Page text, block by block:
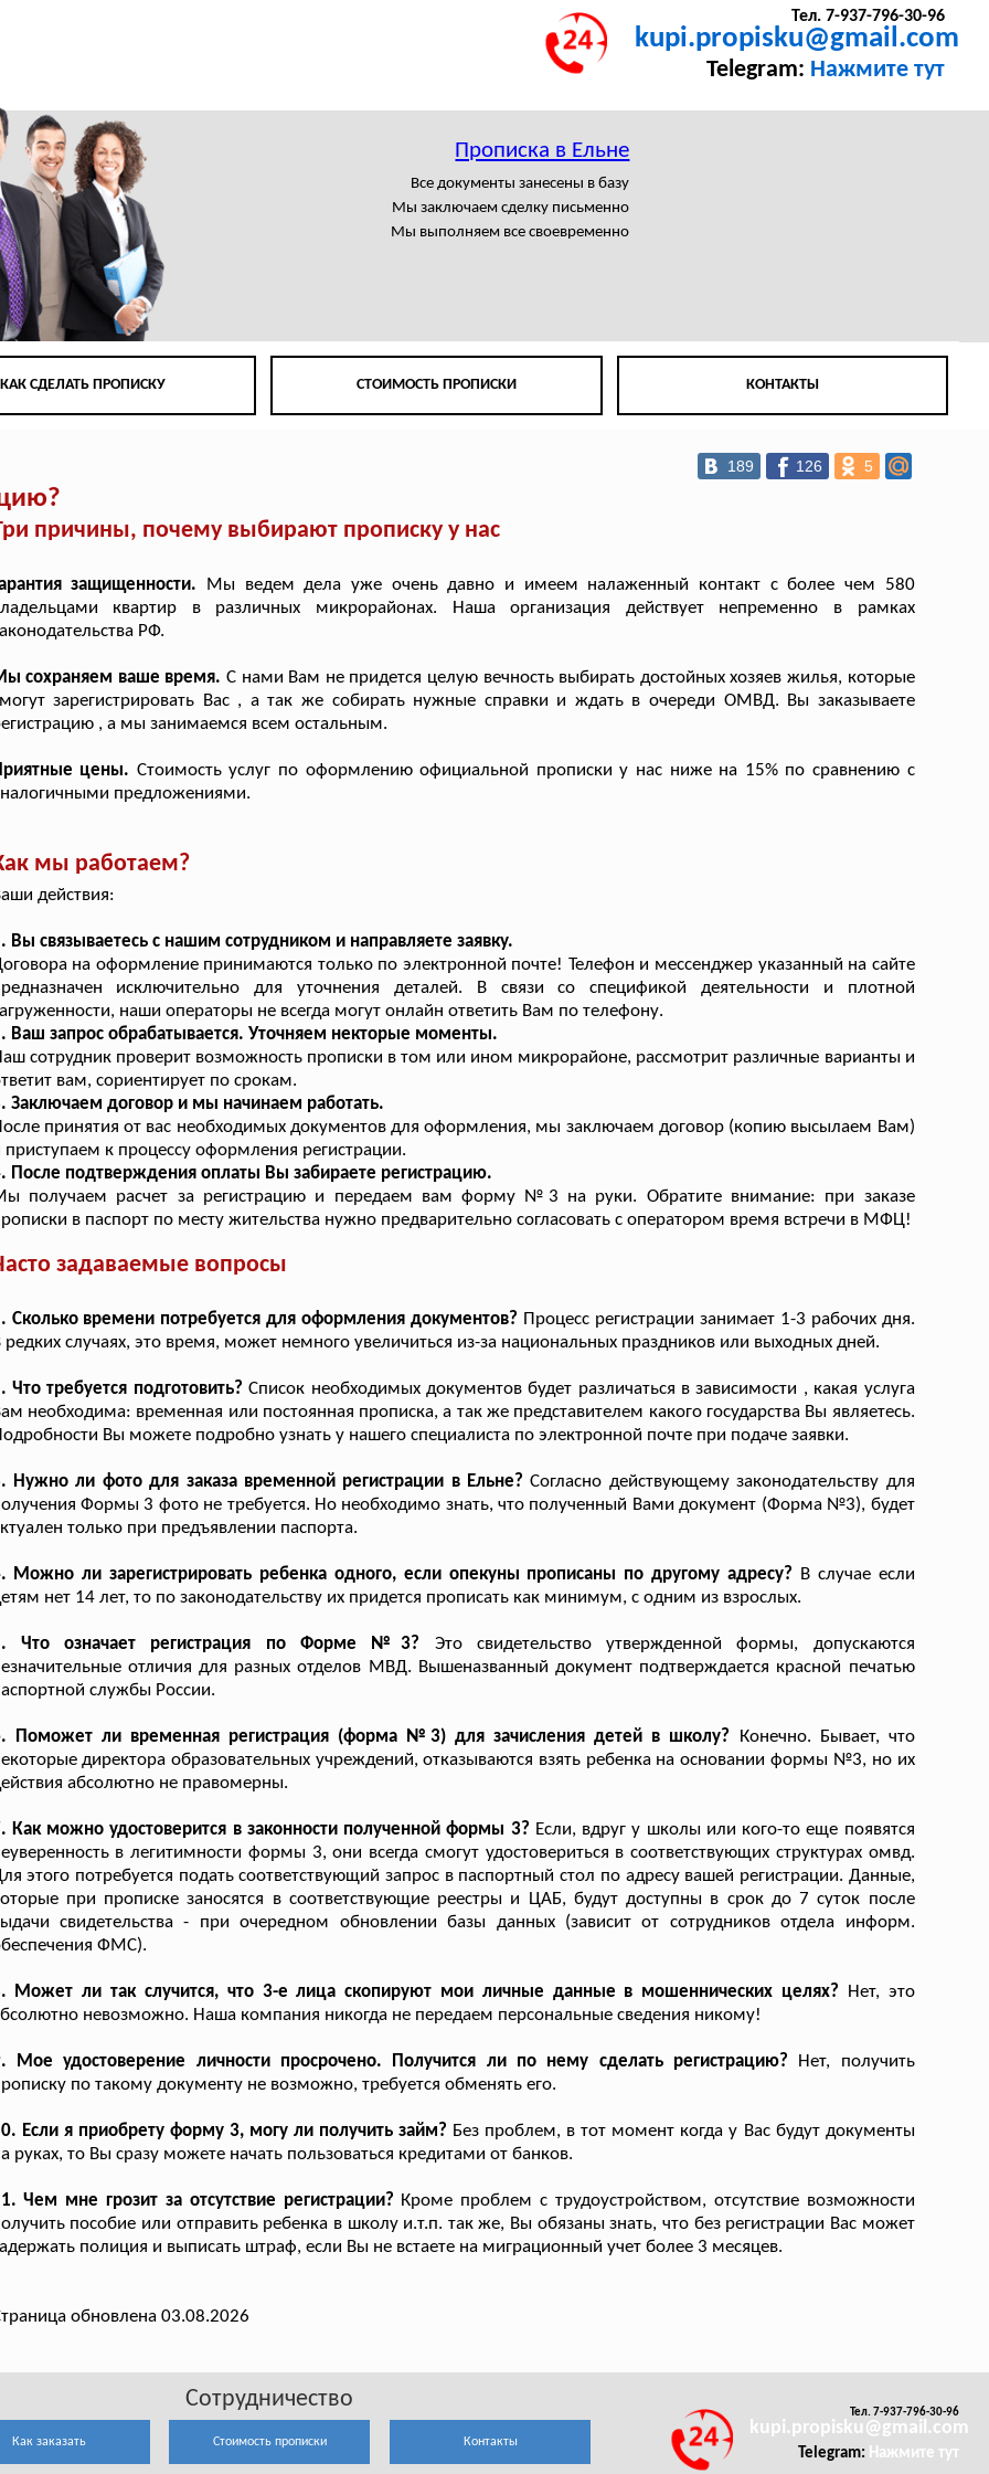
Тел. 7-937-796-30-96
kupi.propisku@gmail.com
Telegram: Нажмите тут
Прописка в Ельне
Все документы занесены в базу
Мы заключаем сделку письменно
Мы выполняем все своевременно
КАК СДЕЛАТЬ ПРОПИСКУ СТОИМОСТЬ ПРОПИСКИ КОНТАКТЫ
189 126 5
причины, почему выбирают прописку у нас
защищенности. Мы ведем дела уже очень давно и имеем налаженный контакт с более чем 580
квартир в различных микрорайонах. Наша организация действует непременно в рамках
РФ.
сохраняем ваше время. С нами Вам не придется целую вечность выбирать достойных хозяев жилья, которые
зарегистрировать Вас , а так же собирать нужные справки и ждать в очереди ОМВД. Вы заказываете
, а мы занимаемся всем остальным.
цены. Стоимость услуг по оформлению официальной прописки у нас ниже на 15% по сравнению с
предложениями.
мы работаем?
действия:
Вы связываетесь с нашим сотрудником и направляете заявку.
на оформление принимаются только по электронной почте! Телефон и мессенджер указанный на сайте
исключительно для уточнения деталей. В связи со спецификой деятельности и плотной
наши операторы не всегда могут онлайн ответить Вам по телефону.
Ваш запрос обрабатывается. Уточняем некторые моменты.
сотрудник проверит возможность прописки в том или ином микрорайоне, рассмотрит различные варианты и
вам, сориентирует по срокам.
Заключаем договор и мы начинаем работать.
принятия от вас необходимых документов для оформления, мы заключаем договор (копию высылаем Вам)
приступаем к процессу оформления регистрации.
После подтверждения оплаты Вы забираете регистрацию.
получаем расчет за регистрацию и передаем вам форму №3 на руки. Обратите внимание: при заказе
в паспорт по месту жительства нужно предварительно согласовать с оператором время встречи в МФЦ!
задаваемые вопросы
Сколько времени потребуется для оформления документов? Процесс регистрации занимает 1-3 рабочих дня.
редких случаях, это время, может немного увеличиться из-за национальных праздников или выходных дней.
Что требуется подготовить? Список необходимых документов будет различаться в зависимости , какая услуга
необходима: временная или постоянная прописка, а так же представителем какого государства Вы являетесь.
Вы можете подробно узнать у нашего специалиста по электронной почте при подаче заявки.
Нужно ли фото для заказа временной регистрации в Ельне? Согласно действующему законодательству для
Формы 3 фото не требуется. Но необходимо знать, что полученный Вами документ (Форма №3), будет
только при предъявлении паспорта.
Можно ли зарегистрировать ребенка одного, если опекуны прописаны по другому адресу? В случае если
нет 14 лет, то по законодательству их придется прописать как минимум, с одним из взрослых.
Что означает регистрация по Форме №3? Это свидетельство утвержденной формы, допускаются
отличия для разных отделов МВД. Вышеназванный документ подтверждается красной печатью
службы России.
Поможет ли временная регистрация (форма №3) для зачисления детей в школу? Конечно. Бывает, что
директора образовательных учреждений, отказываются взять ребенка на основании формы №3, но их
абсолютно не правомерны.
Как можно удостоверится в законности полученной формы 3? Если, вдруг у школы или кого-то еще появятся
в легитимности формы 3, они всегда смогут удостовериться в соответствующих структурах омвд.
этого потребуется подать соответствующий запрос в паспортный стол по адресу вашей регистрации. Данные,
при прописке заносятся в соответствующие реестры и ЦАБ, будут доступны в срок до 7 суток после
свидетельства - при очередном обновлении базы данных (зависит от сотрудников отдела информ.
ФМС).
Может ли так случится, что 3-е лица скопируют мои личные данные в мошеннических целях? Нет, это
невозможно. Наша компания никогда не передаем персональные сведения никому!
Мое удостоверение личности просрочено. Получится ли по нему сделать регистрацию? Нет, получить
по такому документу не возможно, требуется обменять его.
Если я приобрету форму 3, могу ли получить займ? Без проблем, в тот момент когда у Вас будут документы
руках, то Вы сразу можете начать пользоваться кредитами от банков.
Чем мне грозит за отсутствие регистрации? Кроме проблем с трудоустройством, отсутствие возможности
пособие или отправить ребенка в школу и.т.п. так же, Вы обязаны знать, что без регистрации Вас может
полиция и выписать штраф, если Вы не встаете на миграционный учет более 3 месяцев.
обновлена 03.08.2026
Сотрудничество
Как заказать Стоимость прописки Контакты
Тел. 7-937-796-30-96
kupi.propisku@gmail.com
Telegram: Нажмите тут